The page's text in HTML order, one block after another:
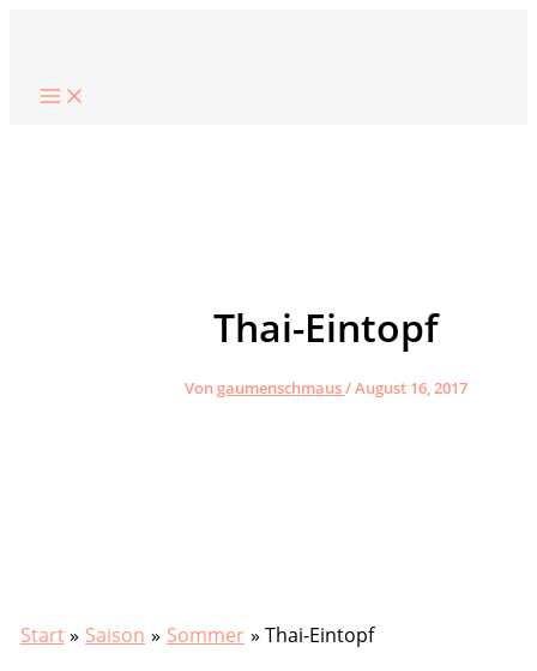
springen
Thai-Eintopf
Vongaumenschmaus/August 16, 2017
Start Saison Sommer Thai-Eintopf